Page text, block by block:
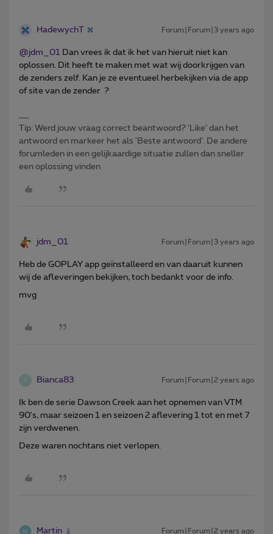
HadewychT Forum|Forum|3 years ago
@jdm_01
Dan vrees ik dat ik het van hieruit niet kan
oplossen. Dit heeft te maken met wat wij doorkrijgen van
de zenders zelf. Kan je ze eventueel herbekijken via de app
of site van de zender ?
Tip: Werd jouw vraag correct beantwoord? ‘Like’ dan het
antwoord en markeer het als 'Beste antwoord'. De andere
forumleden in een gelijkaardige situatie zullen dan sneller
een oplossing vinden
jdm_01 Forum|Forum|3 years ago
Heb de GOPLAY app geïnstalleerd en van daaruit kunnen
wij de afleveringen bekijken, toch bedankt voor de info.
mvg
B Bianca83 Forum|Forum|2 years ago
Ik ben de serie Dawson Creek aan het opnemen van VTM
90's, maar seizoen 1 en seizoen 2 aflevering 1 tot en met 7
zijn verdwenen.
Deze waren nochtans niet verlopen.
Martin Forum|Forum|2 years ago